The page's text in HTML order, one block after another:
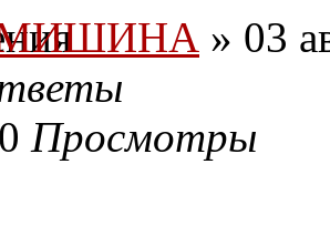
» 03
Просмотры